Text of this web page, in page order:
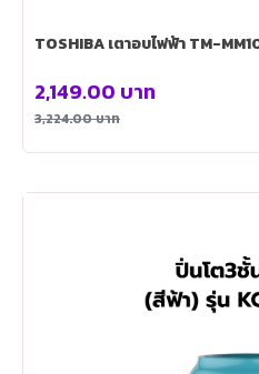
TOSHIBA เตาอบไฟฟ้า TM-
3,224.00บาท
2,149.00 บาท